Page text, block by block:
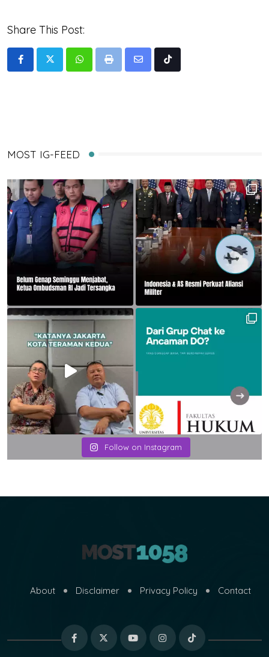
Share This Post:
WhatsappPrint
Share
Tiktok
MOST IG-FEED
Follow on Instagram
About Disclaimer Privacy Policy Contact